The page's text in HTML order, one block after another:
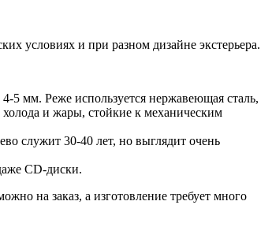
условиях и при разном дизайне экстерьера.
5 мм. Реже используется нержавеющая сталь,
и жары, стойкие к механическим
служит 30-40 лет, но выглядит очень
CD-диски.
на заказ, а изготовление требует много